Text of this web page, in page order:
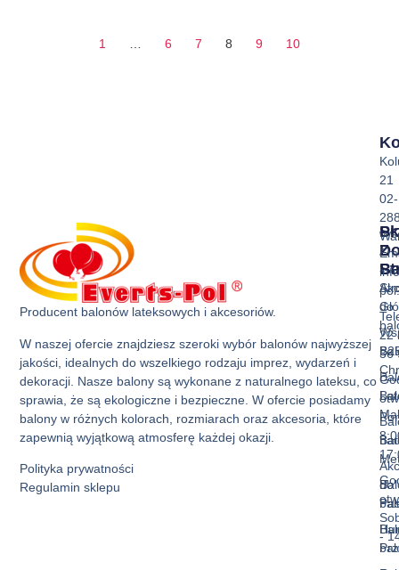
1 6 7 8 9 10
Producent balonów lateksowych i akcesoriów.
W naszej ofercie znajdziesz szeroki wybór balonów najwyższej
jakości, idealnych do wszelkiego rodzaju imprez, wydarzeń i
dekoracji. Nasze balony są wykonane z naturalnego lateksu, co
sprawia, że są ekologiczne i bezpieczne. W ofercie posiadamy
balony w różnych kolorach, rozmiarach oraz akcesoria, które
zapewnią wyjątkową atmosferę każdej okazji.
Polityka prywatności
Regulamin sklepu
Z
do
do
21
02-
22
36
-